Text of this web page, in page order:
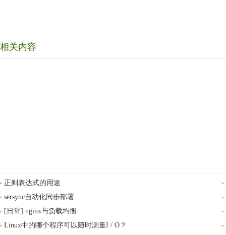
相关内容
正则表达式的用途
sersync自动化同步部署
[日常] nginx与负载均衡
Linux中的哪个程序可以随时测量I / O？